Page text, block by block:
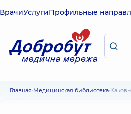
ВрачиУслугиПрофильные
Главная Медицинская библиотека Каковы